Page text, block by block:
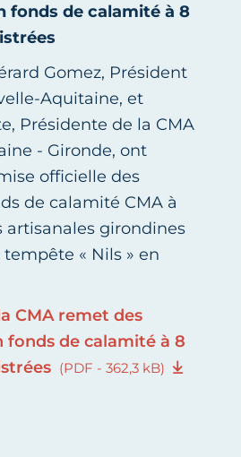
fonds de calamité à 8
Gomez, Président
Aquitaine, et
Présidente de la CMA
- Gironde, ont
officielle des
de calamité CMA à
artisanales girondines
« Nils » en
CMA remet des
fonds de calamité à 8
(PDF - 362,3 kB)